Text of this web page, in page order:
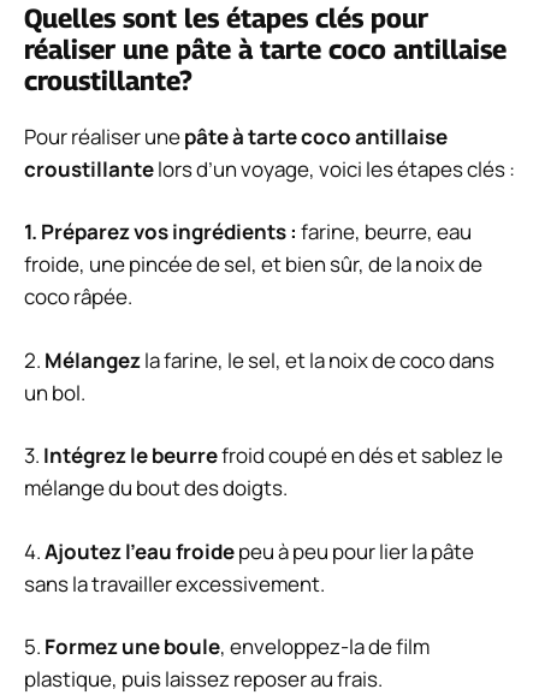
Quelles sont les étapes clés pour
réaliser une pâte à tarte coco antillaise
croustillante?
Pour réaliser unepâte à tarte coco antillaise
croustillantelors d’un voyage, voici les étapes clés :
1. Préparez vos ingrédients: farine, beurre, eau
froide, une pincée de sel, et bien sûr, de la noix de
coco râpée.
2. Mélangezla farine, le sel, et la noix de coco dans
un bol.
3. Intégrez le beurrefroid coupé en dés et sablez le
mélange du bout des doigts.
4.Ajoutez l’eau froidepeu à peu pour lier la pâte
sans la travailler excessivement.
5. Formez une boule, enveloppez-la de film
plastique, puis laissez reposer au frais.